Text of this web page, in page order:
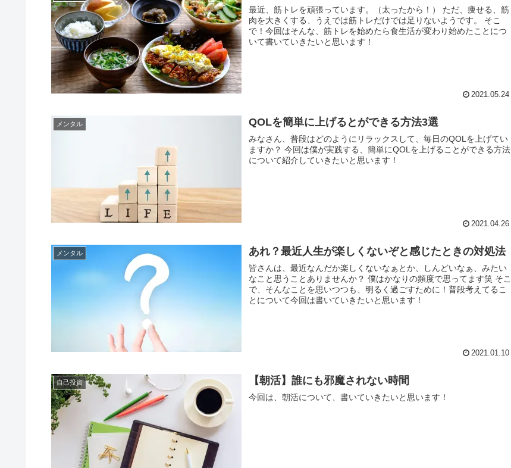
最近、筋トレを頑張っています。（太ったから！） ただ、痩せる、筋
肉を大きくする、うえでは筋トレだけでは足りないようです。 そこ
で！今回はそんな、筋トレを始めたら食生活が変わり始めたことにつ
いて書いていきたいと思います！
2021.05.24
メンタル QOLを簡単に上げるとができる方法3選
みなさん、普段はどのようにリラックスして、毎日のQOLを上げてい
ますか？ 今回は僕が実践する、簡単にQOLを上げることができる方法
について紹介していきたいと思います！
2021.04.26
メンタル あれ？最近人生が楽しくないぞと感じたときの対処法
皆さんは、最近なんだか楽しくないなぁとか、しんどいなぁ、みたい
なこと思うことありませんか？ 僕はかなりの頻度で思ってます笑 そこ
で、そんなことを思いつつも、明るく過ごすために！普段考えてるこ
とについて今回は書いていきたいと思います！
2021.01.10
自己投資 【朝活】誰にも邪魔されない時間
今回は、朝活について、書いていきたいと思います！